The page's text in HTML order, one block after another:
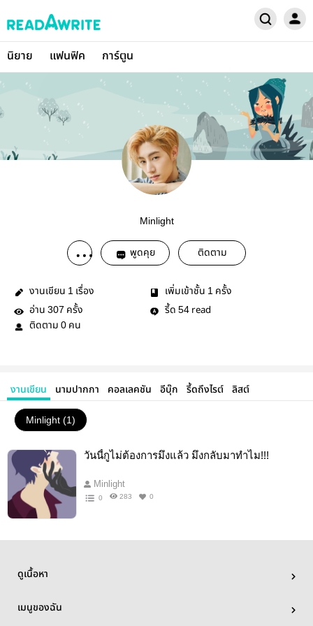
นิยาย แฟนฟิค การ์ตูน
Minlight
พูดคุย ติดตาม
งานเขียน 1 เรื่อง เพิ่มเข้าชั้น 1 ครั้ง
อ่าน 307 ครั้ง รี้ด 54 read
ติดตาม 0 คน
งานเขียน นามปากกา คอลเลคชัน อีบุ๊ก รี้ดถึงไรต์ ลิสต์
Minlight (1)
วันนี้กูไม่ต้องการมึงแล้ว มึงกลับมาทำไม!!!
Minlight
0 283 0
ดูเนื้อหา
เมนูของฉัน